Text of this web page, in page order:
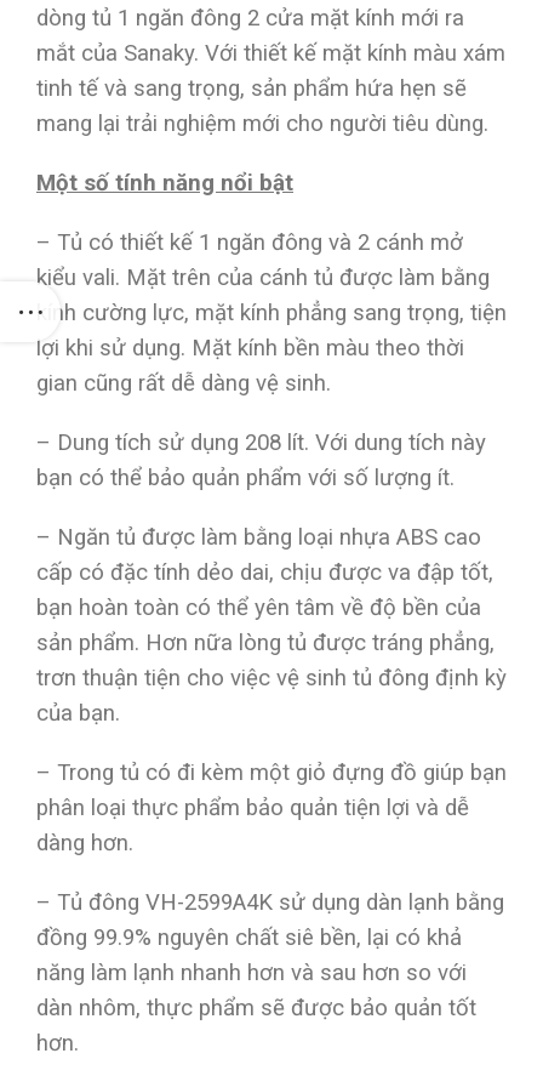
dòng tủ 1 ngăn đông 2 cửa mặt kính mới ra
mắt của Sanaky. Với thiết kế mặt kính màu xám
tinh tế và sang trọng, sản phẩm hứa hẹn sẽ
mang lại trải nghiệm mới cho người tiêu dùng.
Một số tính năng nổi bật
– Tủ có thiết kế 1 ngăn đông và 2 cánh mở
kiểu vali. Mặt trên của cánh tủ được làm bằng
kính cường lực, mặt kính phẳng sang trọng, tiện
lợi khi sử dụng. Mặt kính bền màu theo thời
gian cũng rất dễ dàng vệ sinh.
– Dung tích sử dụng 208 lít. Với dung tích này
bạn có thể bảo quản phẩm với số lượng ít.
– Ngăn tủ được làm bằng loại nhựa ABS cao
cấp có đặc tính dẻo dai, chịu được va đập tốt,
bạn hoàn toàn có thể yên tâm về độ bền của
sản phẩm. Hơn nữa lòng tủ được tráng phẳng,
trơn thuận tiện cho việc vệ sinh tủ đông định kỳ
của bạn.
– Trong tủ có đi kèm một giỏ đựng đồ giúp bạn
phân loại thực phẩm bảo quản tiện lợi và dễ
dàng hơn.
– Tủ đông VH-2599A4K sử dụng dàn lạnh bằng
đồng 99.9% nguyên chất siê bền, lại có khả
năng làm lạnh nhanh hơn và sau hơn so với
dàn nhôm, thực phẩm sẽ được bảo quản tốt
hơn.